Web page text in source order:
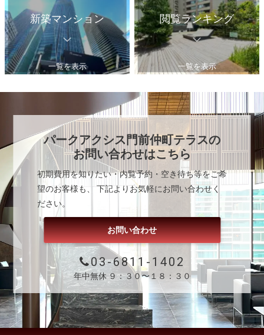
新築マンション
一覧を表示
閲覧ランキング
一覧を表示
パークアクシス門前仲町テラスの
お問い合わせはこちら
初期費用を知りたい・内覧予約・空き待ち等をご希
望のお客様も、 下記よりお気軽にお問い合わせく
ださい。
お問い合わせ
03-6811-1402
年中無休 ９：３０〜１８：３０